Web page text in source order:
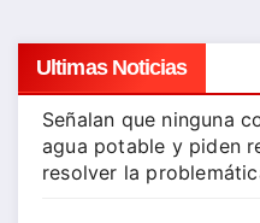
Ultimas Noticias
Señalan que ninguna
agua potable y piden
resolver la